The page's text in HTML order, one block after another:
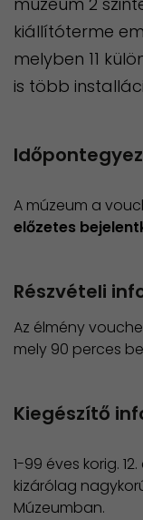
kiállítóterme
melyben 11
is több
A múzeum a
előzetes
Részvételi
Az élmény
mely 90 perces
Kiegészítő
1-99 éves korig.
kizárólag
Múzeumban.